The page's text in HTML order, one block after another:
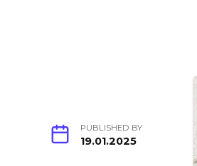
PUBLISHED BY
19.01.2025